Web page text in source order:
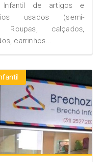
Infantil de artigos e
usados (semi-
Roupas, calçados,
carrinhos...